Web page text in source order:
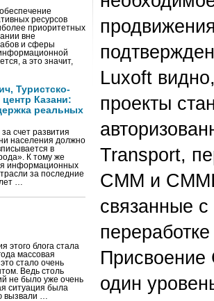
ресурсов
приоритетных
вне
и сферы
а это значит,
Туристско-
Казани:
реальных
счет развития
населения должно
в
К тому же
информационных
за последние
…
этого блога стала
массовая
стало очень
Ведь столь
не было уже очень
ситуация была
…
Luxoft
проекты
Transport,
CMM и
связанные
Присвоение
один